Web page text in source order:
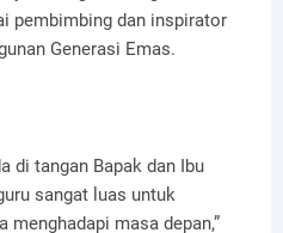
pembimbing dan inspirator
Generasi Emas.
di tangan Bapak dan Ibu
sangat luas untuk
masa depan,”